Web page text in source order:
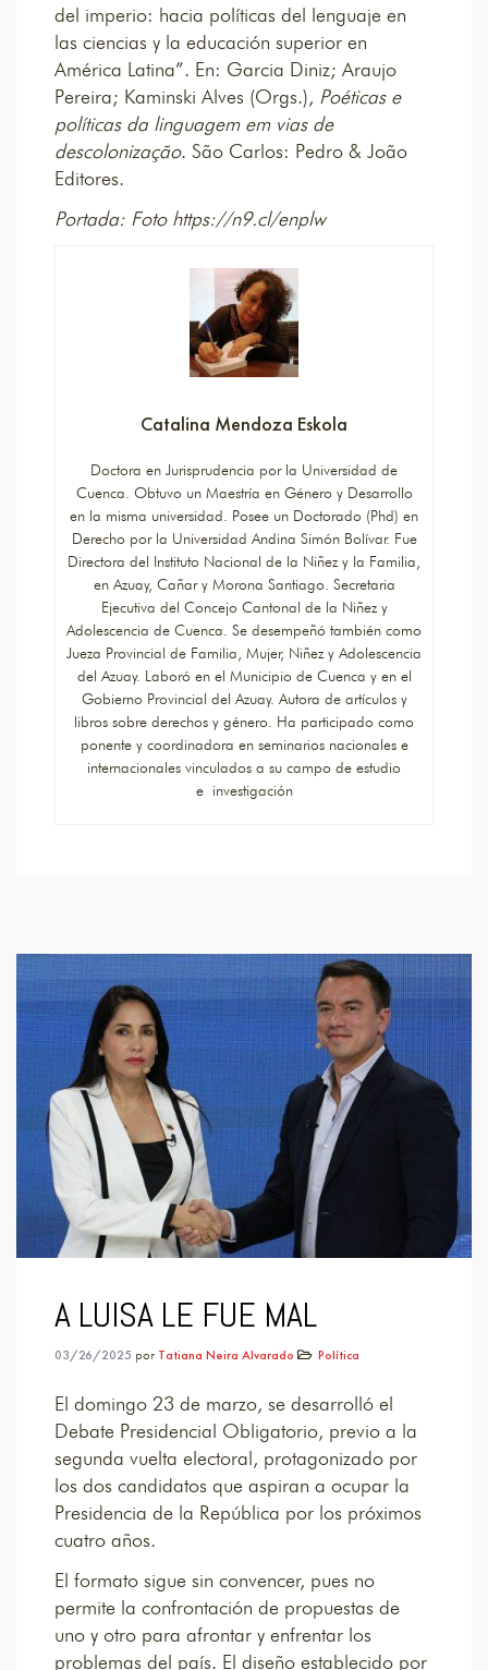
del imperio: hacia políticas del lenguaje en
las ciencias y la educación superior en
América Latina”. En: Garcia Diniz; Araujo
Pereira; Kaminski Alves (Orgs.), Poéticas e
políticas da linguagem em vias de
descolonização. São Carlos: Pedro & João
Editores.
Portada: Foto https://n9.cl/enplw
Catalina Mendoza Eskola
Doctora en Jurisprudencia por la Universidad de
Cuenca. Obtuvo un Maestría en Género y Desarrollo
en la misma universidad. Posee un Doctorado (Phd) en
Derecho por la Universidad Andina Simón Bolívar. Fue
Directora del Instituto Nacional de la Niñez y la Familia,
en Azuay, Cañar y Morona Santiago. Secretaria
Ejecutiva del Concejo Cantonal de la Niñez y
Adolescencia de Cuenca. Se desempeñó también como
Jueza Provincial de Familia, Mujer, Niñez y Adolescencia
del Azuay. Laboró en el Municipio de Cuenca y en el
Gobierno Provincial del Azuay. Autora de artículos y
libros sobre derechos y género. Ha participado como
ponente y coordinadora en seminarios nacionales e
internacionales vinculados a su campo de estudio
e investigación
A LUISA LE FUE MAL
03/26/2025 por Tatiana Neira Alvarado Política
El domingo 23 de marzo, se desarrolló el
Debate Presidencial Obligatorio, previo a la
segunda vuelta electoral, protagonizado por
los dos candidatos que aspiran a ocupar la
Presidencia de la República por los próximos
cuatro años.
El formato sigue sin convencer, pues no
permite la confrontación de propuestas de
uno y otro para afrontar y enfrentar los
problemas del país. El diseño establecido por